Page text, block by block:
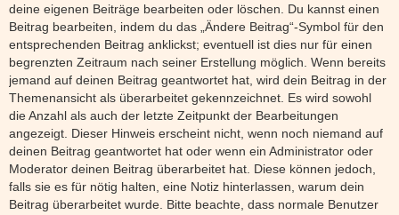
deine eigenen Beiträge bearbeiten oder löschen. Du kannst einen
Beitrag bearbeiten, indem du das „Ändere Beitrag“-Symbol für den
entsprechenden Beitrag anklickst; eventuell ist dies nur für einen
begrenzten Zeitraum nach seiner Erstellung möglich. Wenn bereits
jemand auf deinen Beitrag geantwortet hat, wird dein Beitrag in der
Themenansicht als überarbeitet gekennzeichnet. Es wird sowohl
die Anzahl als auch der letzte Zeitpunkt der Bearbeitungen
angezeigt. Dieser Hinweis erscheint nicht, wenn noch niemand auf
deinen Beitrag geantwortet hat oder wenn ein Administrator oder
Moderator deinen Beitrag überarbeitet hat. Diese können jedoch,
falls sie es für nötig halten, eine Notiz hinterlassen, warum dein
Beitrag überarbeitet wurde. Bitte beachte, dass normale Benutzer